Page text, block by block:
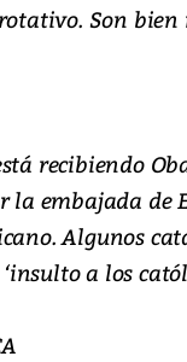
Son bien
recibiendo
la embajada de
Algunos
a los